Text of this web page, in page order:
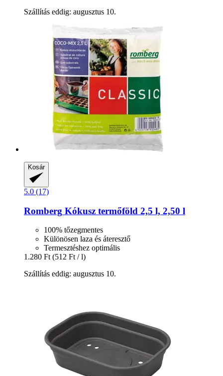
Szállítás eddig: augusztus 10.
Kosár
5.0 (17)
Romberg Kókusz termőföld 2,5 l, 2,50 l
100% tőzegmentes
Különösen laza és áteresztő
Termesztéshez optimális
1.280 Ft (512 Ft / l)
Szállítás eddig: augusztus 10.